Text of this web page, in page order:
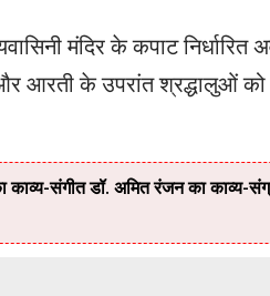
मंदिर के कपाट
आरती के उपरांत श्रद्धालुओं
संगीत डॉ. अमित रंजन का काव्य-